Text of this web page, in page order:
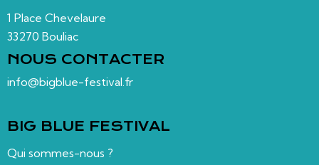
1 Place Chevelaure
33270 Bouliac
NOUS CONTACTER
info@bigblue-festival.fr
BIG BLUE FESTIVAL
Qui sommes-nous ?